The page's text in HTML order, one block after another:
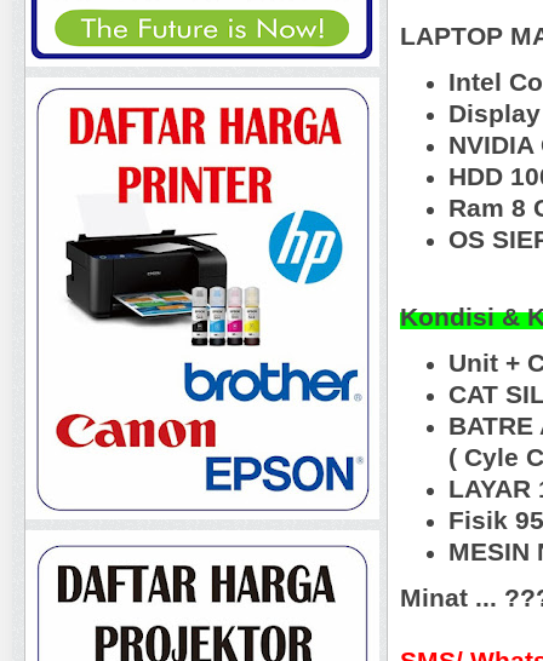
LAPTOP
Intel
NVIDIA
HDD
Ram 8
OS
Kondisi &
Unit +
CAT
BATRE
( Cyle
LAYAR
Fisik
MESIN
Minat ...